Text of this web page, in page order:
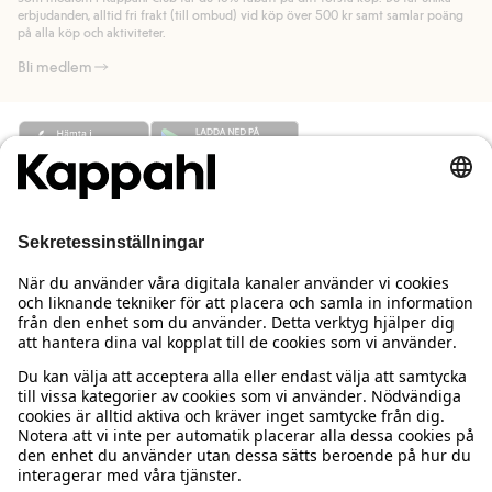
Läs mer
erbjudanden, alltid fri frakt (till ombud) vid köp över 500 kr samt samlar poäng
på alla köp och aktiviteter.
Bli medlem
Behöver du hjälp?
Kundservice
Vanliga frågor
Beställning & retur
Kontakta oss
Kappahl Club
Logga in
Kappahl Club
Medlemsvillkor
Om oss
Om Kappahl Group
Villkor & policy